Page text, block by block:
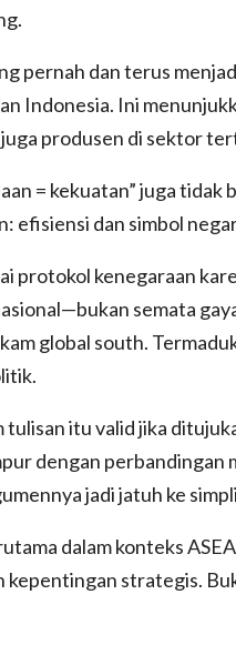
pernah dan terus
Indonesia. Ini
juga produsen di sektor
= kekuatan” juga tidak
efisiensi dan simbol
protokol kenegaraan
semata
global south.
tulisan itu valid jika
dengan perbandingan
jadi jatuh ke
dalam konteks
kepentingan strategis.